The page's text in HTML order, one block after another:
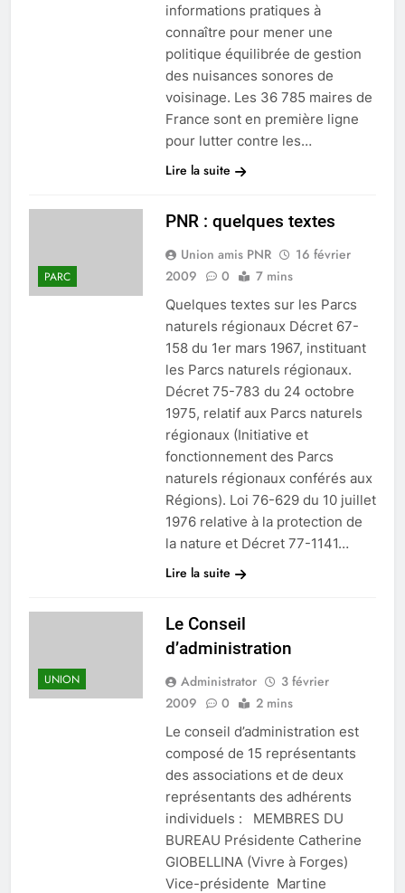
informations pratiques à
connaître pour mener une
politique équilibrée de gestion
des nuisances sonores de
voisinage. Les 36 785 maires de
France sont en première ligne
pour lutter contre les…
Lire la suite
PARC
PNR : quelques textes
Union amis PNR
16 février
2009
0 7 mins
Quelques textes sur les Parcs
naturels régionaux Décret 67-
158 du 1er mars 1967, instituant
les Parcs naturels régionaux.
Décret 75-783 du 24 octobre
1975, relatif aux Parcs naturels
régionaux (Initiative et
fonctionnement des Parcs
naturels régionaux conférés aux
Régions). Loi 76-629 du 10 juillet
1976 relative à la protection de
la nature et Décret 77-1141…
Lire la suite
UNION
Le Conseil
d’administration
Administrator
3 février
2009
0 2 mins
Le conseil d’administration est
composé de 15 représentants
des associations et de deux
représentants des adhérents
individuels : MEMBRES DU
BUREAU Présidente Catherine
GIOBELLINA (Vivre à Forges)
Vice-présidente Martine